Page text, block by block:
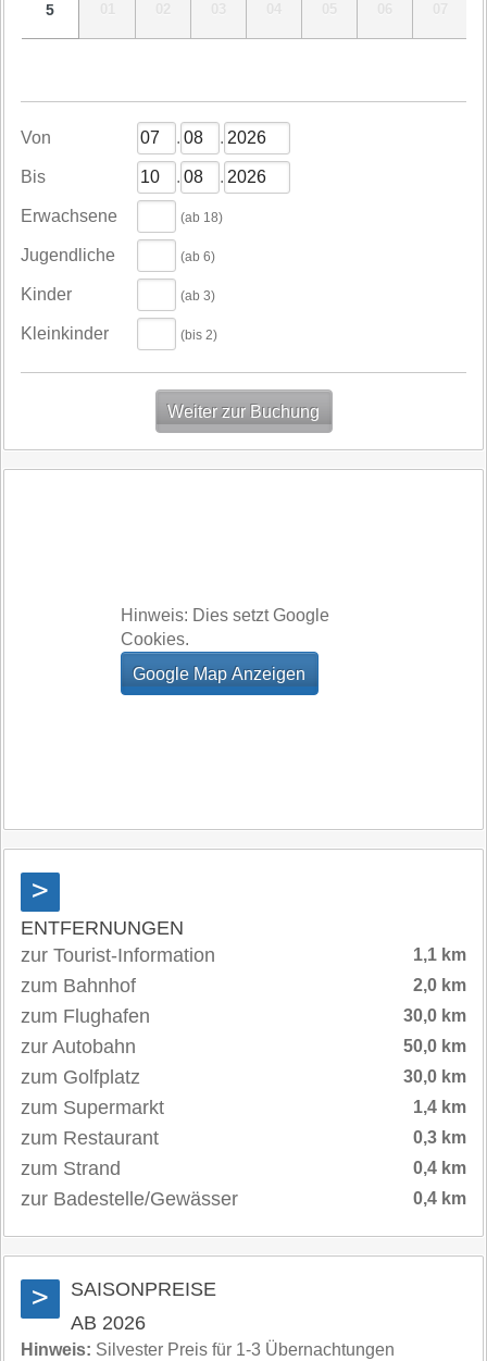
5 01 02 03 05 06
Von . .
Bis . .
Erwachsene (ab 18)
Jugendliche (ab 6)
Kinder (ab 3)
Kleinkinder (bis 2)
Hinweis: Dies setzt Google
Cookies.
>
ENTFERNUNGEN
zur Tourist-Information
1,1 km
zum Bahnhof 2,0 km
zum Flughafen 30,0 km
zur Autobahn 50,0 km
zum Golfplatz 30,0 km
zum Supermarkt 1,4 km
zum Restaurant 0,3 km
zum Strand 0,4 km
zur Badestelle/Gewässer 0,4 km
>
SAISONPREISE
AB 2026
Hinweis: Silvester Preis für 1-3 Übernachtungen